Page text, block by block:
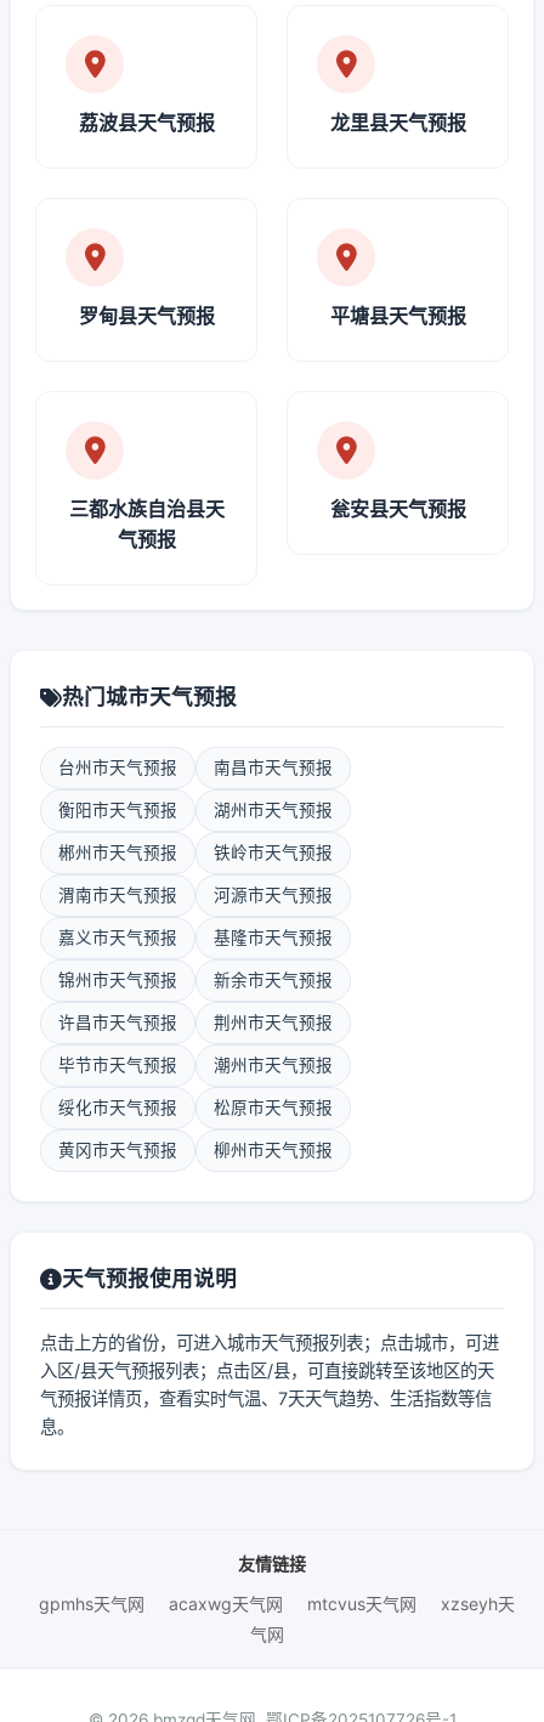
荔波县天气预报 龙里县天气预报
罗甸县天气预报 平塘县天气预报
三都水族自治县天
气预报
瓮安县天气预报
热门城市天气预报
台州市天气预报 南昌市天气预报
衡阳市天气预报 湖州市天气预报
郴州市天气预报 铁岭市天气预报
渭南市天气预报 河源市天气预报
嘉义市天气预报 基隆市天气预报
锦州市天气预报 新余市天气预报
许昌市天气预报 荆州市天气预报
毕节市天气预报 潮州市天气预报
绥化市天气预报 松原市天气预报
黄冈市天气预报 柳州市天气预报
天气预报使用说明
点击上方的省份，可进入城市天气预报列表；点击城市，可进
入区/县天气预报列表；点击区/县，可直接跳转至该地区的天
气预报详情页，查看实时气温、7天天气趋势、生活指数等信
息。
友情链接
gpmhs天气网
acaxwg天气网 mtcvus天气网
xzseyh天
气网